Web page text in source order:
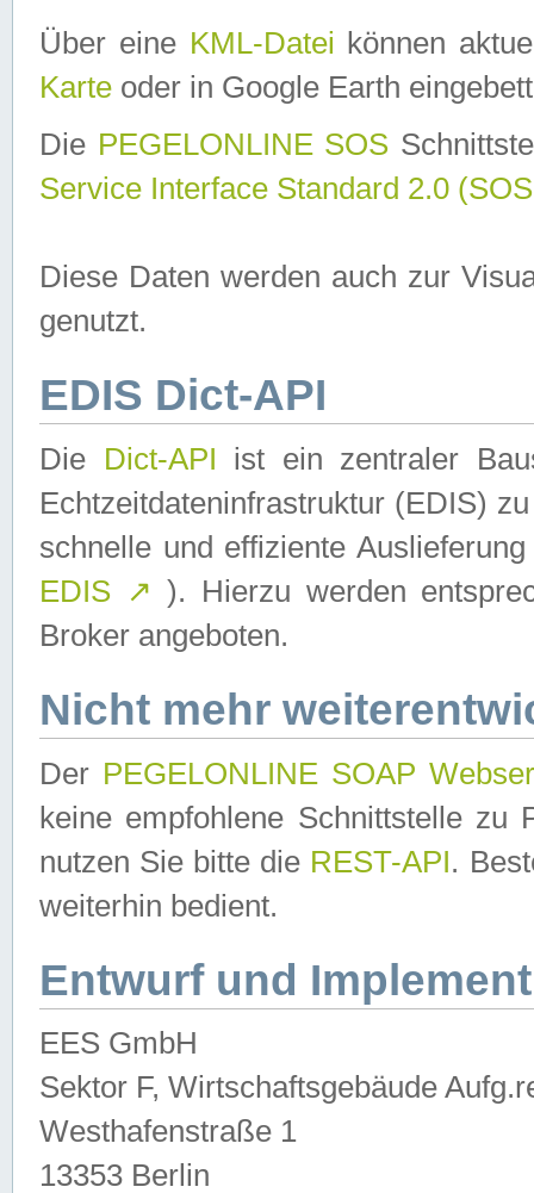
Über eine KML-Datei können
Karte oder in Google Earth
Die PEGELONLINE SOS
Service Interface Standard 2.0
Diese Daten werden auch zur
genutzt.
EDIS Dict-API
Die Dict-API ist ein zentraler
Echtzeitdateninfrastruktur (EDIS)
schnelle und effiziente
EDIS ↗ ). Hierzu werden
Broker angeboten.
Nicht mehr
Der PEGELONLINE SOAP
keine empfohlene Schnittstelle zu
nutzen Sie bitte die REST-API.
weiterhin bedient.
Entwurf und
EES GmbH
Sektor F, Wirtschaftsgebäude
Westhafenstraße 1
13353 Berlin